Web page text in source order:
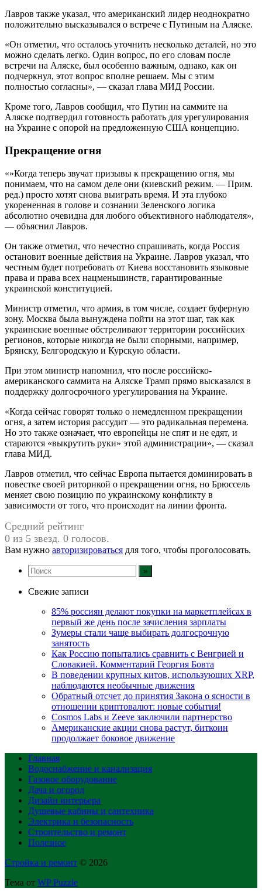
Лавров также указал, что американский лидер неоднократно
положительно высказывался о встрече с Путиным на Аляске.
«Он отметил, что осталось уточнить несколько деталей, но это
можно сделать легко. Один вопрос, по его словам после
встречи на Аляске, был особенно важным, однако, как он
подчеркнул, этот вопрос вполне решаем. Мы с этим
полностью согласны», — сказал глава МИД России.
Кроме того, Лавров сообщил, что Путин на саммите на
Аляске подтвердил готовность работать для урегулирования
на Украине с опорой на предложенную США концепцию.
Прекращение огня
«»Когда теперь звучат призывы к прекращению огня, мы
понимаем, что на самом деле они (киевский режим. — Прим.
ред.) просто хотят снова выиграть время. И эта глубоко
укорененная в голове и сознании Зеленского логика
абсолютно очевидна для любого объективного наблюдателя»,
— объяснил Лавров.
Он также отметил, что нечестно спрашивать, когда Россия
остановит военные действия на Украине. Лавров указал, что
честным будет потребовать от Киева восстановить языковые
права и права всех нацменьшинств, гарантированные
украинской конституцией.
Министр отметил, что армия, в том числе, создает буферную
зону. Москва была вынуждена пойти на этот шаг, так как
украинские военные обстреливают территории российских
регионов, которые никогда не были спорными, например,
Брянску, Белгородскую и Курскую области.
При этом министр напомнил, что после российско-
американского саммита на Аляске Трамп прямо высказался в
поддержку долгосрочного урегулирования на Украине.
«Когда сейчас говорят только о немедленном прекращении
огня, а затем история рассудит — это радикальная перемена.
Но это также означает, что европейцы не спят и не едят, и
стараются «выкрутить руки» этой администрации», — сказал
глава МИД.
Лавров отметил, что сейчас Европа пытается доминировать в
повестке своей риторикой о прекращении огня, но Брюссель
меняет свою позицию по украинскому конфликту в
зависимости от того, что происходит на линии фронта.
Средний рейтинг
0 из 5 звезд. 0 голосов.
Вам нужно авторизироваться для того, чтобы проголосовать.
Свежие записи
85% россиян делают покупки на маркетплейсах в
первый же день после зачисления зарплаты
Зумеры стали чаще выбирать долгосрочную
занятость
Как Россию попытались сравнить с Венгрией и
Словакией. Комментарий Георгия Бовта
В поведении крупных китов, использующих XRP,
наблюдаются необычные движения
Обратный отсчет до принятия Закона о ясности в
отношении криптовалют: новые события!
Cosmos Labs и Zeeve заключили партнерство
Американские акции снова растут, биткоин
продолжает боковое движение
Главная
Водоснабжение и канализация
Газовое оборудование
Дача и огород
Дизайн интерьера
Душевые кабины и сантехника
Электрика и безопасность
Строительство и ремонт
Полезное
Стройка и ремонт © 2026
Тема от WP Puzzle